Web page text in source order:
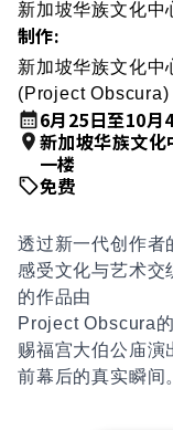
透过新一代创作者
感受文化与艺术交
的作品由
Project Obscura
赐福宫大伯公庙演
前幕后的真实瞬间
新加坡华族文化中
制作:
新加坡华族文化中
(Project Obscura)
6月25日至10月
新加坡华族文化
一楼
免费